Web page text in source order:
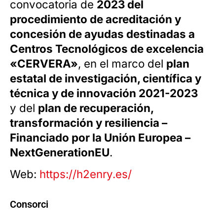
convocatoria de 2023 del
procedimiento de acreditación y
concesión de ayudas destinadas a
Centros Tecnológicos de excelencia
«CERVERA», en el marco del plan
estatal de investigación, científica y
técnica y de innovación 2021-2023
y del plan de recuperación,
transformación y resiliencia –
Financiado por la Unión Europea –
NextGenerationEU.
Web: https://h2enry.es/
Consorci